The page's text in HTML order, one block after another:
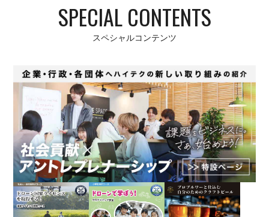
SPECIAL CONTENTS
スペシャルコンテンツ